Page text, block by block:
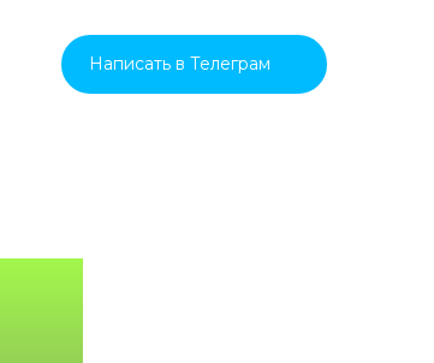
Написать в Телеграм